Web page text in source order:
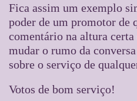
Fica assim um exemplo
poder de um promotor de
comentário na altura certa
mudar o rumo da
sobre o serviço de
Votos de bom serviço!